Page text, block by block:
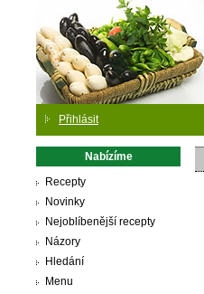
Přihlásit
Nabízíme
Recepty
Novinky
Nejoblíbenější recepty
Názory
Hledání
Menu